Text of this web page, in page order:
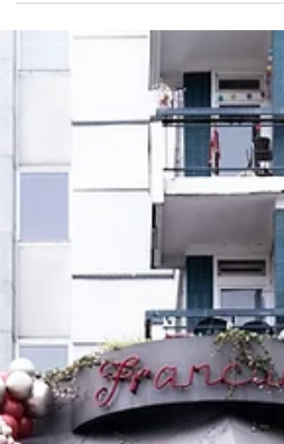
Firmenjubiläum von HOLY in Berlin gestalten.
Skulpturale Ballonsäulen in Pink, Violett und Pastell,
ein zentrales Bühnenbild rund um das Holy Logo und
eine Eventwelt, die zur Energie der Marke passt.
Realisiert in enger Zusammenarbeit mit Phoenix
Berlin. Fünf Jahre sind in der Startup-Welt eine
Zeit. In dieser Zeit hat HOLY aus einer Idee dreier
Freunde in einer Berliner WG eine Marke gemacht,
in der jungen,..